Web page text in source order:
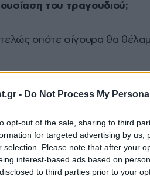
- Do Not Process My
opt-out of the sale, sharing to third
for targeted advertising by us,
selection. Please note that after your
interest-based ads based on
to third parties prior to your
του τραγουδιού;
οπότε σίγουρα θα